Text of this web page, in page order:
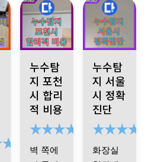
런 분들
은다른
곳에서
시간 낭
비말고
누수다
자바에
서 시공
하세요...
강추강
추입니
리 하니
까 해결
됐어요
감사합
니다
판단해
주셨습
니다
굿~~~~
누수탐
지 포천
시 합리
적 비용
벽 쪽에
누수탐
지 서울
시 정확
진단
화장실